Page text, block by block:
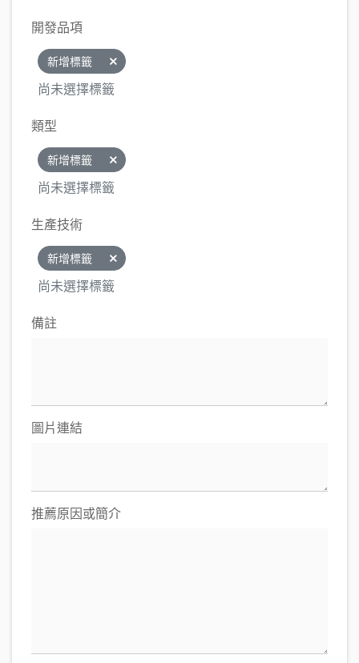
開發品項
新增標籤
尚未選擇標籤
類型
新增標籤
尚未選擇標籤
生產技術
新增標籤
尚未選擇標籤
備註
圖片連結
推薦原因或簡介